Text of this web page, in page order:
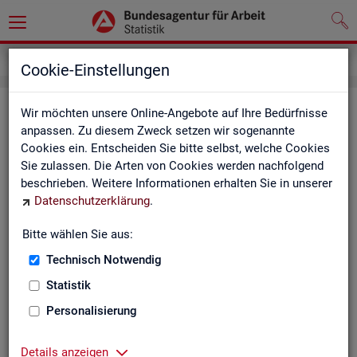
Cookie-Einstellungen
Wir möchten unsere Online-Angebote auf Ihre Bedürfnisse
anpassen. Zu diesem Zweck setzen wir sogenannte
Cookies ein. Entscheiden Sie bitte selbst, welche Cookies
Sie zulassen. Die Arten von Cookies werden nachfolgend
beschrieben. Weitere Informationen erhalten Sie in unserer
Datenschutzerklärung.
Bitte wählen Sie aus:
Technisch Notwendig
Statistik
Personalisierung
Details anzeigen
Kon­takt
Nut­zen Sie die Mög­lich­keit mit uns in Kon­takt zu tre­ten!
Sie haben Fra­gen zum An­ge­bot?
Sie be­nö­ti­gen auf Ihre Fra­ge­stel­lung zu­ge­schnit­te­ne Son­der­
Ihr Sta­tis­tik-Ser­vice hilft Ihnen wei­ter!
Zen­tra­ler Sta­tis­tik-Ser­vice